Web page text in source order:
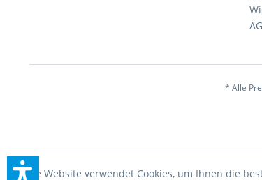
* Alle
Diese Website verwendet Cookies, um Ihnen die